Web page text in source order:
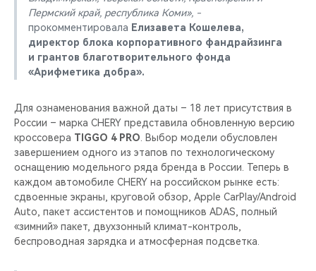
Пермский край, республика Коми», -
прокомментировала Елизавета Кошелева,
директор блока корпоративного фандрайзинга
и грантов благотворительного фонда
«Арифметика добра».
Для ознаменования важной даты – 18 лет присутствия в
России – марка CHERY представила обновленную версию
кроссовера TIGGO 4 PRO . Выбор модели обусловлен
завершением одного из этапов по технологическому
оснащению модельного ряда бренда в России. Теперь в
каждом автомобиле CHERY на российском рынке есть:
сдвоенные экраны, круговой обзор, Apple CarPlay/Android
Auto, пакет ассистентов и помощников ADAS, полный
«зимний» пакет, двухзонный климат-контроль,
беспроводная зарядка и атмосферная подсветка.